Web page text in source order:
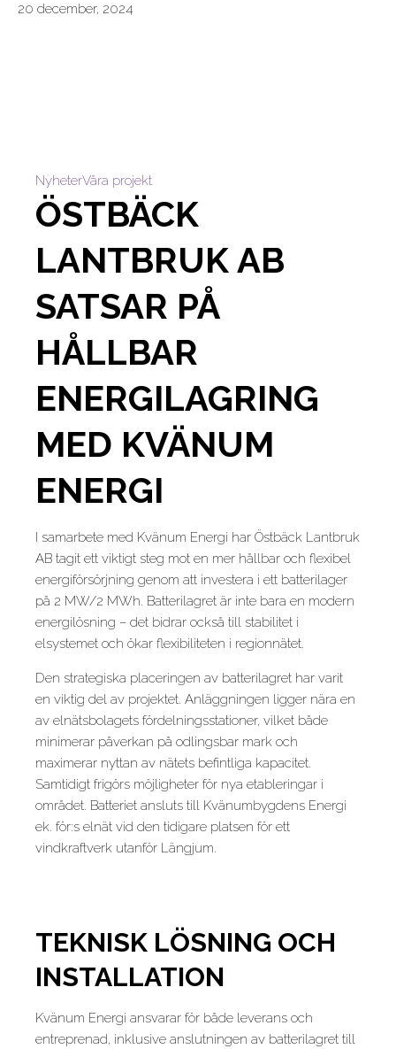
20 december, 2024
NyheterVåra projekt
ÖSTBÄCK
LANTBRUK AB
SATSAR PÅ
HÅLLBAR
ENERGILAGRING
MED KVÄNUM
ENERGI
I samarbete med Kvänum Energi har Östbäck Lantbruk
AB tagit ett viktigt steg mot en mer hållbar och flexibel
energiförsörjning genom att investera i ett batterilager
på 2 MW/2 MWh. Batterilagret är inte bara en modern
energilösning – det bidrar också till stabilitet i
elsystemet och ökar flexibiliteten i regionnätet.
Den strategiska placeringen av batterilagret har varit
en viktig del av projektet. Anläggningen ligger nära en
av elnätsbolagets fördelningsstationer, vilket både
minimerar påverkan på odlingsbar mark och
maximerar nyttan av nätets befintliga kapacitet.
Samtidigt frigörs möjligheter för nya etableringar i
området. Batteriet ansluts till Kvänumbygdens Energi
ek. för:s elnät vid den tidigare platsen för ett
vindkraftverk utanför Längjum.
TEKNISK LÖSNING OCH
INSTALLATION
Kvänum Energi ansvarar för både leverans och
entreprenad, inklusive anslutningen av batterilagret till